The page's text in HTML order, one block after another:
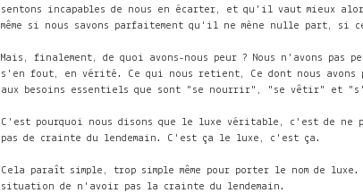
sentons incapables de nous en écarter, et qu'il vaut mieux
même si nous savons parfaitement qu'il ne mène nulle part,
Mais, finalement, de quoi avons-nous peur ? Nous n'avons pas
s'en fout, en vérité. Ce qui nous retient, Ce dont nous avons
aux besoins essentiels que sont "se nourrir", "se vêtir" et
C'est pourquoi nous disons que le luxe véritable, c'est de ne
pas de crainte du lendemain. C'est ça le luxe, c'est ça.
Cela paraît simple, trop simple même pour porter le nom de
situation de n'avoir pas la crainte du lendemain.